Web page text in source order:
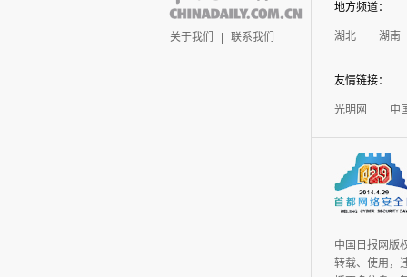
关于我们 联系我们
地方频道：
湖北 湖南
友情链接：
光明网 中
中国日报网版
转载、使用，